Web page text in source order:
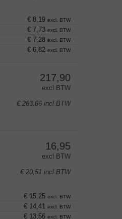
€ 8,19 excl. BTW
€ 7,73 excl. BTW
€ 7,28 excl. BTW
€ 6,82 excl. BTW
217,90
excl BTW
€ 263,66 incl BTW
16,95
excl BTW
€ 20,51 incl BTW
€ 15,25 excl. BTW
€ 14,41 excl. BTW
€ 13,56 excl. BTW